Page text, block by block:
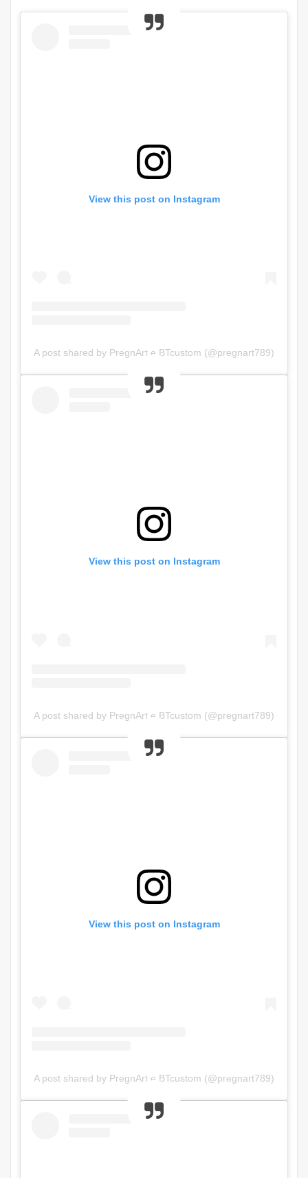
View this post on Instagram
A post shared by PregnArt e BTcustom (@pregnart789)
View this post on Instagram
A post shared by PregnArt e BTcustom (@pregnart789)
View this post on Instagram
A post shared by PregnArt e BTcustom (@pregnart789)